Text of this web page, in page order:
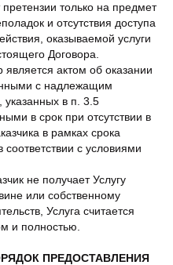
только на предмет
и отсутствия доступа
оказываемой услуги
Договора.
актом об оказании
с надлежащим
указанных в п. 3.5
в срок при отсутствии в
в рамках срока
соответствии с условиями
не получает Услугу
или собственному
Услуга считается
и полностью.
ПРЕДОСТАВЛЕНИЯ